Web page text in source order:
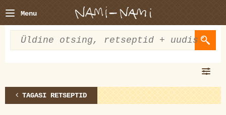
Menu
TAGASI RETSEPTID